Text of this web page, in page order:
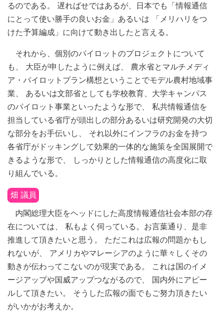
るのである。 遅ればせではあるが、日本でも「情報通信
にとって使い勝手の良いお金」あるいは 「メリハリをつ
けた予算編成」に向けて動き出したと言える。
それから、個別のパイロットのプロジェクトについて
も、 大臣が申したように例えば、 農水省とマルチメディ
ア・パイロットプラン構想ということでモデル農村地域事
業、 あるいは文部省としても学校教育、大学キャンパス
のパイロット事業といったような形で、 私共情報通信を
担当している省庁が頭出しの部分あるいは研究開発の大切
な部分をお手伝いし、 それ以外にインフラのお金を持つ
各省庁がドッキングして効果的一体的な施策を全国展開で
きるような形で、 しっかりとした情報通信の高度化に取
り組んでいる。
畑 議員
内閣総理大臣をヘッドにした高度情報通信社会本部の存
在については、 私もよく伺っている。お言葉通り、是非
推進して頂きたいと思う。 ただこれは広報の問題かもし
れないが、 アメリカやマレーシアのように華々しくその
動きが伝わってこないのが現実である。 これは国のイメ
ージアップや国威アップつながるので、 国内外にアピー
ルして頂きたい。 そうした広報の面でもご努力頂きたい
がいかがお考えか。